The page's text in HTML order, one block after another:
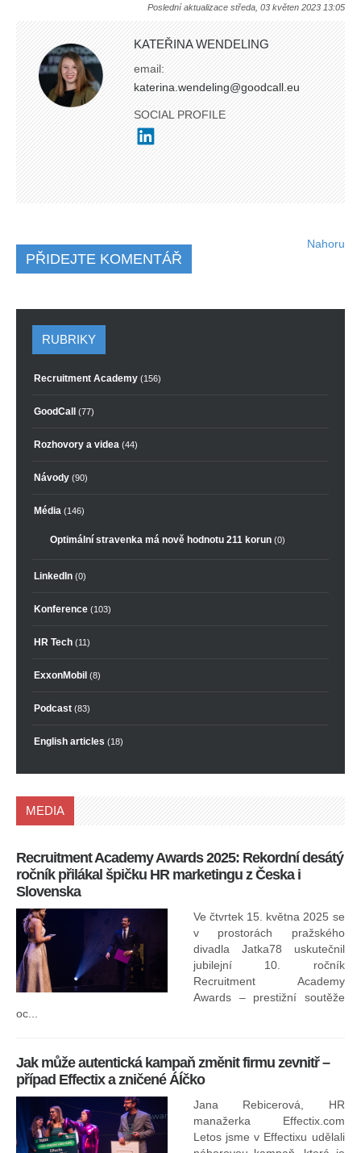
Poslední aktualizace středa, 03 květen 2023 13:05
KATEŘINA WENDELING
email:
katerina.wendeling@goodcall.eu
SOCIAL PROFILE
PŘIDEJTE KOMENTÁŘ
Nahoru
RUBRIKY
Recruitment Academy (156)
GoodCall (77)
Rozhovory a videa (44)
Návody (90)
Média (146)
Optimální stravenka má nově hodnotu 211 korun (0)
LinkedIn (0)
Konference (103)
HR Tech (11)
ExxonMobil (8)
Podcast (83)
English articles (18)
MEDIA
Recruitment Academy Awards 2025: Rekordní desátý
ročník přilákal špičku HR marketingu z Česka i
Slovenska
Ve čtvrtek 15. května 2025 se
v prostorách pražského
divadla Jatka78 uskutečnil
jubilejní 10. ročník
Recruitment Academy
Awards – prestižní soutěže
oc...
Jak může autentická kampaň změnit firmu zevnitř –
případ Effectix a zničené ÁÍčko
Jana Rebicerová, HR
manažerka Effectix.com
Letos jsme v Effectixu udělali